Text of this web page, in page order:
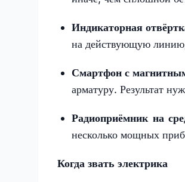
Индикаторная
на действующую линию,
Смартфон с
арматуру. Результат
Радиоприёмник на
несколько мощных
Когда звать электрика